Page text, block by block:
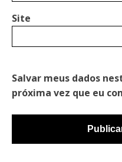
Site
Salvar meus dados
próxima vez que eu